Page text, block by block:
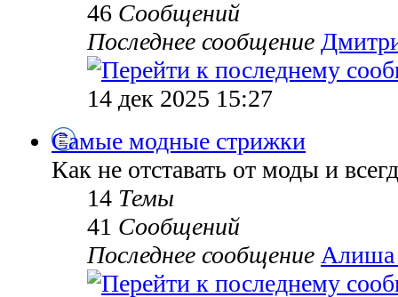
46 Сообщений
Последнее сообщение
14 дек 2025 15:27
Самые модные стрижки
Как не отставать от моды и
14 Темы
41 Сообщений
Последнее сообщение